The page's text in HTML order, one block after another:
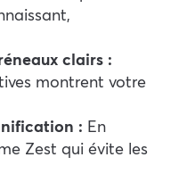
clairs :
montrent votre
: En
Zest qui évite les